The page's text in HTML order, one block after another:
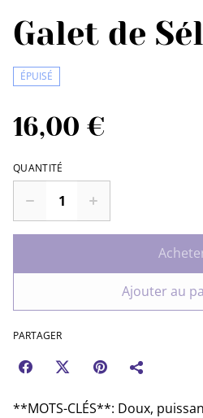
Galet de
ÉPUISÉ
16,00 €
QUANTITÉ
Ajouter au
PARTAGER
**MOTS-CLÉS**: Doux,